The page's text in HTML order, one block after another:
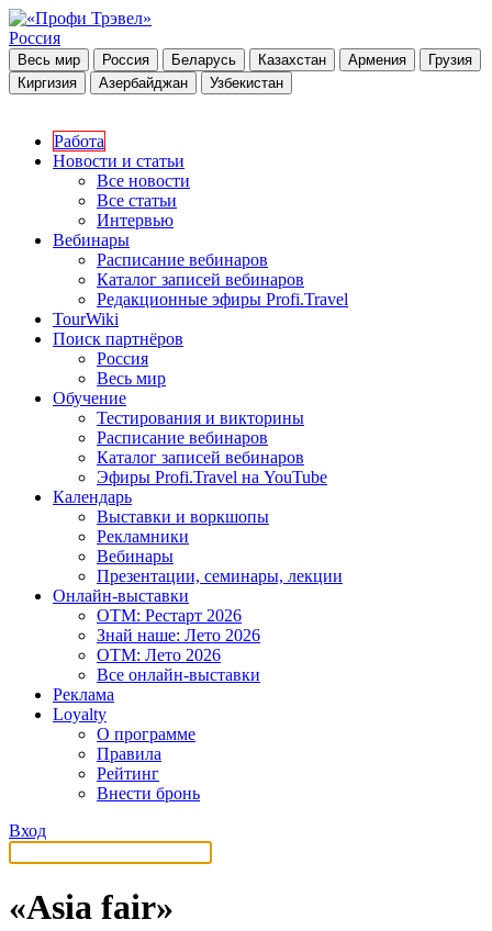
Россия
Весь мир Россия Беларусь Казахстан Армения
Грузия
Киргизия
Азербайджан Узбекистан
Работа
Новости и статьи
Все новости
Все статьи
Интервью
Вебинары
Расписание вебинаров
Каталог записей вебинаров
Редакционные эфиры Profi.Travel
TourWiki
Поиск партнёров
Россия
Весь мир
Обучение
Тестирования и викторины
Расписание вебинаров
Каталог записей вебинаров
Эфиры Profi.Travel на YouTube
Календарь
Выставки и воркшопы
Рекламники
Вебинары
Презентации, семинары, лекции
Онлайн-выставки
OTM: Рестарт 2026
Знай наше: Лето 2026
OTM: Лето 2026
Все онлайн-выставки
Реклама
Loyalty
О программе
Правила
Рейтинг
Внести бронь
Вход
«Asia fair»